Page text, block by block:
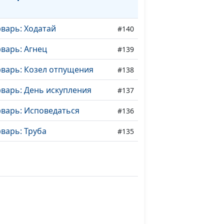
Ходатай #140
Агнец #139
Козел отпущения #138
День искупления #137
Исповедаться #136
Труба #135